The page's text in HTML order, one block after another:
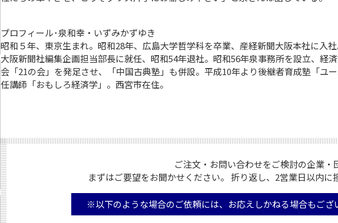
プロフィール･泉和幸・いずみかずゆき
昭和５年、東京生まれ。昭和28年、広島大学哲学科を卒業、産経新聞大阪本社に入
大阪新聞社編集企画担当部長に就任、昭和54年退社。昭和56年泉事務所を設立、経
会「21の会」を発足させ、「中国古典塾」も併設。平成10年より後継者育成塾「ユ
任講師「おもしろ経済学」。西宮市在住。
ご注文・お問い合わせをご検討の企業・
まずはご要望をお聞かせください。 折り返し、2営業日以内に
※以下のような場合のご依頼には、お応えしかねる場合もござ